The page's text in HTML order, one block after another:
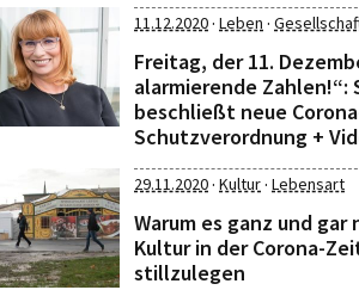
11.12.2020· Leben ·
Freitag, der 11.
alarmierende Zahlen!“:
beschließt neue
Schutzverordnung +
29.11.2020· Kultur· Lebensart
Warum es ganz und
Kultur in der Corona-
stillzulegen